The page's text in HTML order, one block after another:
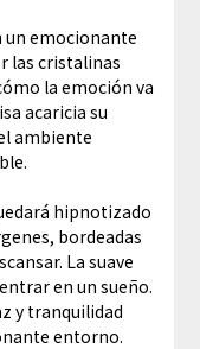
un emocionante
las cristalinas
la emoción va
acaricia su
ambiente
hipnotizado
bordeadas
La suave
en un sueño.
y tranquilidad
entorno.